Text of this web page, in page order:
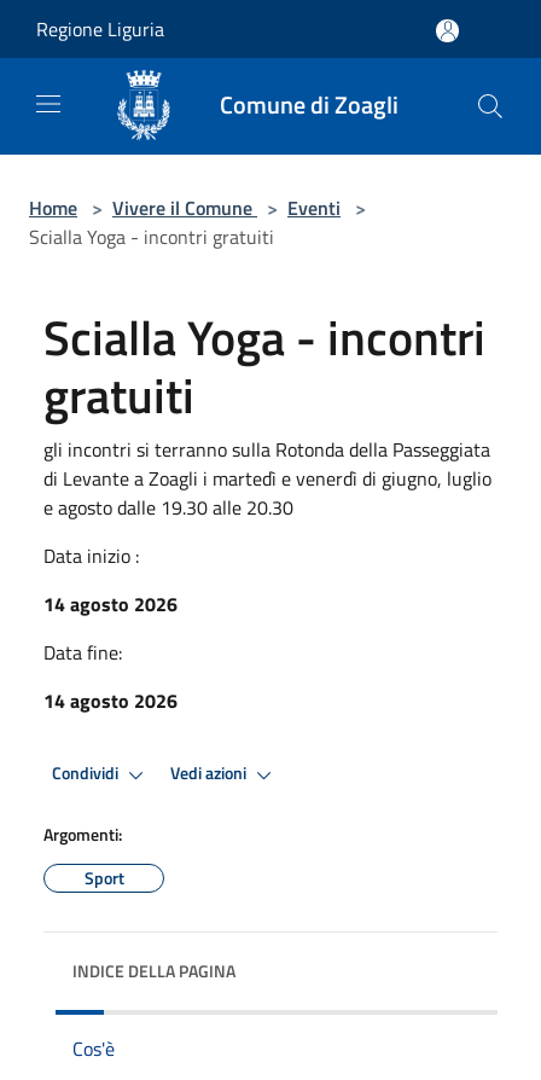
Regione Liguria
Comune di Zoagli
Home > Vivere il Comune > Eventi >
Scialla Yoga - incontri gratuiti
Scialla Yoga - incontri
gratuiti
gli incontri si terranno sulla Rotonda della Passeggiata
di Levante a Zoagli i martedì e venerdì di giugno, luglio
e agosto dalle 19.30 alle 20.30
Data inizio :
14 agosto 2026
Data fine:
14 agosto 2026
Condividi Vedi azioni
Argomenti:
Sport
INDICE DELLA PAGINA
Cos'è